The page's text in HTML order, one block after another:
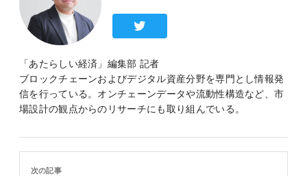
「あたらしい経済」編集部 記者
ブロックチェーンおよびデジタル資産分野を専門とし情報発
信を行っている。オンチェーンデータや流動性構造など、市
場設計の観点からのリサーチにも取り組んでいる。
次の記事